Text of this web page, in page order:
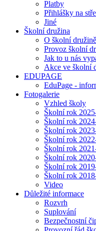
Platby
Přihlášky na
Jiné
Školní družina
O školní družině
Provoz školní
Jak to u nás
Akce ve školní
EDUPAGE
EduPage -
Fotogalerie
Vzhled školy
Školní rok
Školní rok
Školní rok
Školní rok
Školní rok
Školní rok
Školní rok
Školní rok
Video
Důležité informace
Rozvrh
Suplování
Bezpečnostní